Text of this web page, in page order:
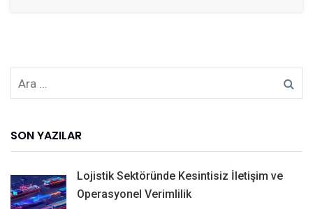
SON YAZILAR
Lojistik Sektöründe Kesintisiz İletişim ve
Operasyonel Verimlilik